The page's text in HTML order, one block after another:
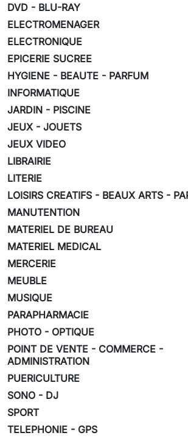
DVD - BLU-RAY
ELECTROMENAGER
ELECTRONIQUE
EPICERIE SUCREE
HYGIENE - BEAUTE - PARFUM
INFORMATIQUE
JARDIN - PISCINE
JEUX - JOUETS
JEUX VIDEO
LIBRAIRIE
LITERIE
LOISIRS CREATIFS - BEAUX ARTS -
MANUTENTION
MATERIEL DE BUREAU
MATERIEL MEDICAL
MERCERIE
MEUBLE
MUSIQUE
PARAPHARMACIE
PHOTO - OPTIQUE
POINT DE VENTE - COMMERCE -
ADMINISTRATION
PUERICULTURE
SONO - DJ
SPORT
TELEPHONIE - GPS